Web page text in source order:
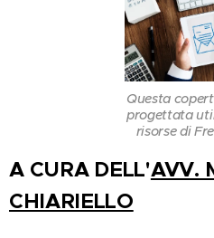
Questa
progettata
risorse di
A CURA DELL'AVV.
CHIARIELLO